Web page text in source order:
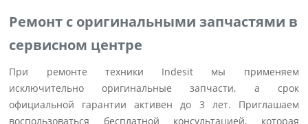
Ремонт с оригинальными запчастями в
сервисном центре
При ремонте техники Indesit мы применяем
исключительно оригинальные запчасти, а срок
официальной гарантии активен до 3 лет. Приглашаем
воспользоваться бесплатной консультацией, которая